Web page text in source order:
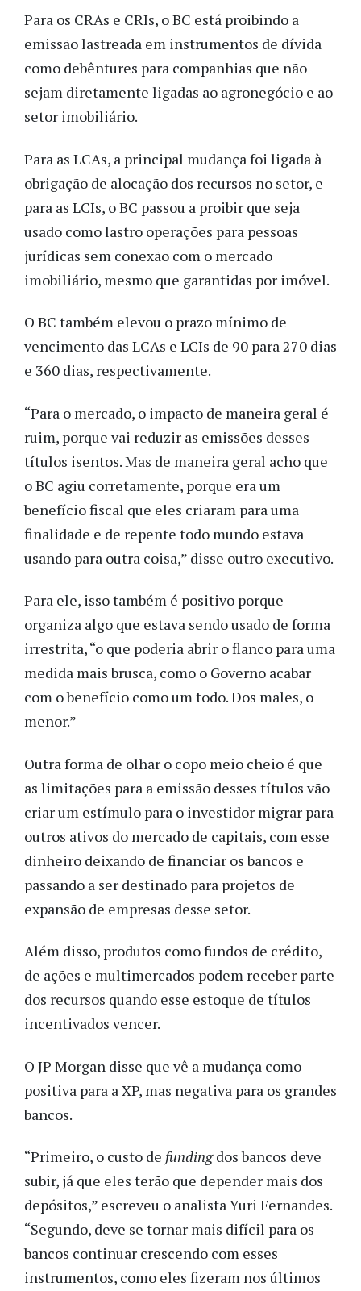
Para os CRAs e CRIs, o BC está proibindo a
emissão lastreada em instrumentos de dívida
como debêntures para companhias que não
sejam diretamente ligadas ao agronegócio e ao
setor imobiliário.
Para as LCAs, a principal mudança foi ligada à
obrigação de alocação dos recursos no setor, e
para as LCIs, o BC passou a proibir que seja
usado como lastro operações para pessoas
jurídicas sem conexão com o mercado
imobiliário, mesmo que garantidas por imóvel.
O BC também elevou o prazo mínimo de
vencimento das LCAs e LCIs de 90 para 270 dias
e 360 dias, respectivamente.
“Para o mercado, o impacto de maneira geral é
ruim, porque vai reduzir as emissões desses
títulos isentos. Mas de maneira geral acho que
o BC agiu corretamente, porque era um
benefício fiscal que eles criaram para uma
finalidade e de repente todo mundo estava
usando para outra coisa,” disse outro executivo.
Para ele, isso também é positivo porque
organiza algo que estava sendo usado de forma
irrestrita, “o que poderia abrir o flanco para uma
medida mais brusca, como o Governo acabar
com o benefício como um todo. Dos males, o
menor.”
Outra forma de olhar o copo meio cheio é que
as limitações para a emissão desses títulos vão
criar um estímulo para o investidor migrar para
outros ativos do mercado de capitais, com esse
dinheiro deixando de financiar os bancos e
passando a ser destinado para projetos de
expansão de empresas desse setor.
Além disso, produtos como fundos de crédito,
de ações e multimercados podem receber parte
dos recursos quando esse estoque de títulos
incentivados vencer.
O JP Morgan disse que vê a mudança como
positiva para a XP, mas negativa para os grandes
bancos.
“Primeiro, o custo de fundingdos bancos deve
subir, já que eles terão que depender mais dos
depósitos,” escreveu o analista Yuri Fernandes.
“Segundo, deve se tornar mais difícil para os
bancos continuar crescendo com esses
instrumentos, como eles fizeram nos últimos